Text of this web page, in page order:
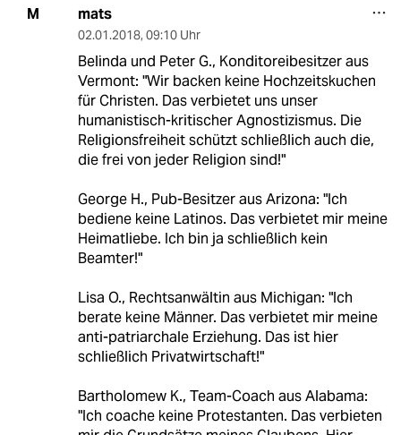
M mats
02.01.2018, 09:10 Uhr
Belinda und Peter G., Konditoreibesitzer aus
Vermont: "Wir backen keine Hochzeitskuchen
für Christen. Das verbietet uns unser
humanistisch-kritischer Agnostizismus. Die
Religionsfreiheit schützt schließlich auch die,
die frei von jeder Religion sind!"
George H., Pub-Besitzer aus Arizona: "Ich
bediene keine Latinos. Das verbietet mir meine
Heimatliebe. Ich bin ja schließlich kein
Beamter!"
Lisa O., Rechtsanwältin aus Michigan: "Ich
berate keine Männer. Das verbietet mir meine
anti-patriarchale Erziehung. Das ist hier
schließlich Privatwirtschaft!"
Bartholomew K., Team-Coach aus Alabama:
"Ich coache keine Protestanten. Das verbieten